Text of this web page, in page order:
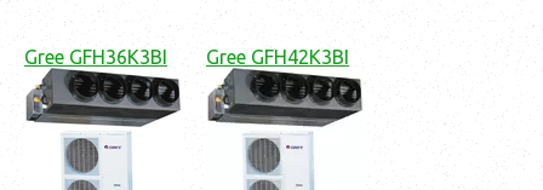
Gree GFH36K3BI Gree GFH42K3BI